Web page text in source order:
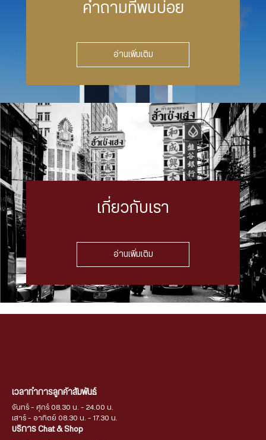
คำถามที่พบบ่อย
อ่านเพิ่มเติม
เกี่ยวกับเรา
อ่านเพิ่มเติม
เวลาทำการลูกค้าสัมพันธ์
จันทร์ - ศุกร์ 08.30 น. - 24.00 น.
เสาร์ - อาทิตย์ 08.30 น. - 17.30 น.
บริการ Chat & Shop